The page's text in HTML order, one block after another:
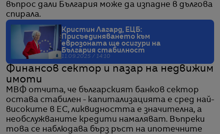
въпрос дали България може да изпадне в дългова
спирала.
Кристин Лагард, ЕЦБ:
Присъединяването към
еврозоната ще осигури на
България стабилност
11.09.2025 / 14:10
Финансов сектор и пазар на недвижим
имоти
МВФ отчита, че българският банков сектор
остава стабилен - капитализацията е сред най-
високите в ЕС, ликвидността е значителна, а
необслужваните кредити намаляват. Въпреки
това се наблюдава бърз ръст на ипотечните